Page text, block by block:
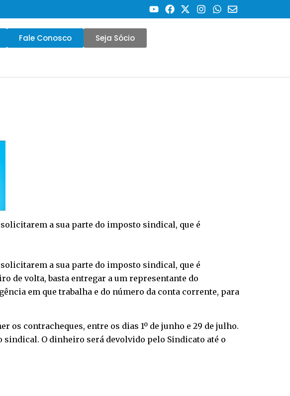
Fale Conosco Seja Sócio
a sua parte do imposto sindical, que é
a sua parte do imposto sindical, que é
de volta, basta entregar a um representante do
em que trabalha e do número da conta corrente, para
os contracheques, entre os dias 1º de junho e 29 de julho.
O dinheiro será devolvido pelo Sindicato até o